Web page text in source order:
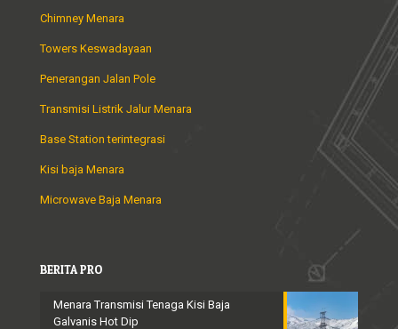
Chimney Menara
Towers Keswadayaan
Penerangan Jalan Pole
Transmisi Listrik Jalur Menara
Base Station terintegrasi
Kisi baja Menara
Microwave Baja Menara
BERITA PRO
Menara Transmisi Tenaga Kisi Baja
Galvanis Hot Dip